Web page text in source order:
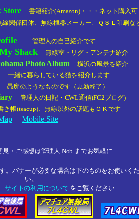
Store 書籍紹介(Amazon)・・・ネット購入可
線関係団体、無線機器メーカー、ＱＳＬ印刷な
管理人の自己紹介です
My Shack 無線室・リグ・アンテナ紹介
Photo Album 横浜の風景を紹介
一緒に暮らしている猫を紹介します
愚痴のようなものです（更新終了）
管理人の日記・CWL通信(FC2ブログ)
き帳(teacup)、無線以外の話題もＯＫです
Mobile-Site
見・ご感想は管理人 Nob までお気軽に
。バナーが必要な場合は下のものをお使いく
い。
サイトの利用について をご覧ください